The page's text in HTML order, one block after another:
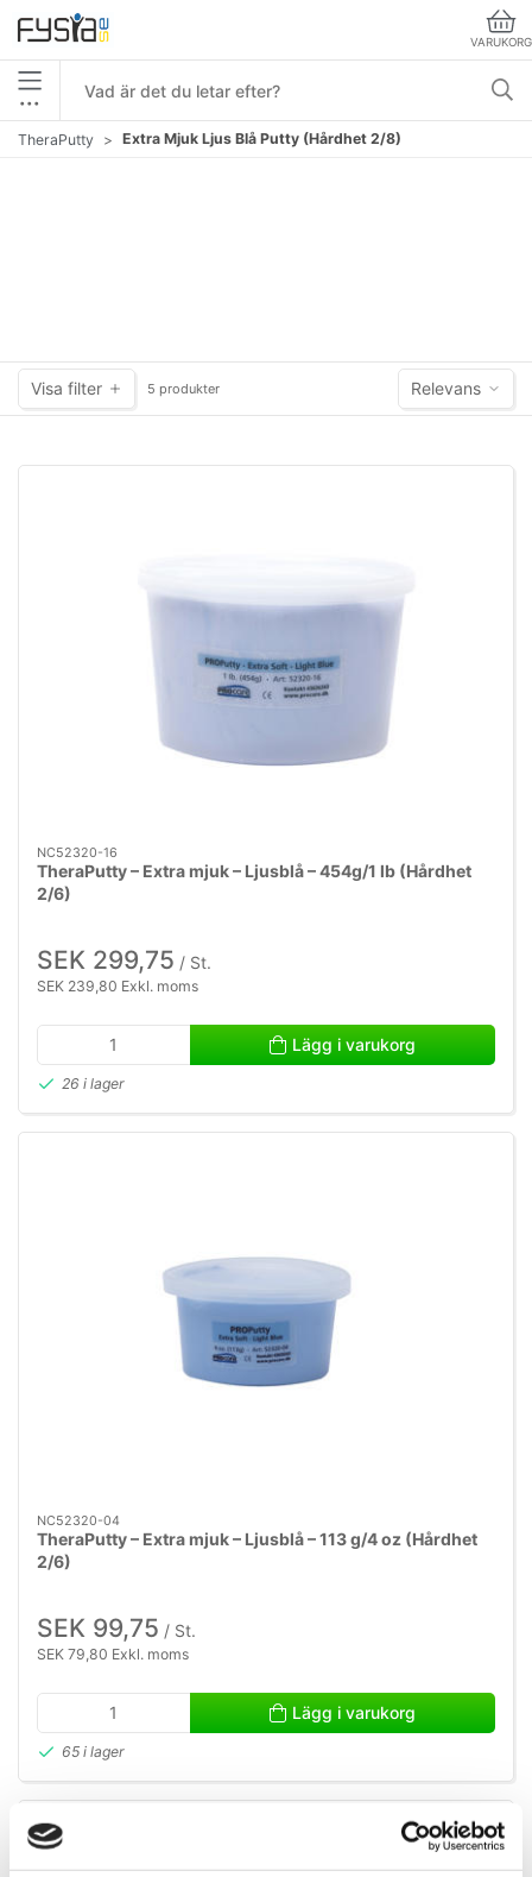
VARUKORG
•••
TheraPutty Extra Mjuk Ljus Blå Putty (Hårdhet 2/8)
Visa filter 5 produkter Relevans
NC52320-16
TheraPutty – Extra mjuk – Ljusblå – 454g/1 lb (Hårdhet
2/6)
SEK 299,75 / St.
SEK 239,80 Exkl. moms
Lägg i varukorg
26 i lager
NC52320-04
TheraPutty – Extra mjuk – Ljusblå – 113 g/4 oz (Hårdhet
2/6)
SEK 99,75 / St.
SEK 79,80 Exkl. moms
Lägg i varukorg
65 i lager